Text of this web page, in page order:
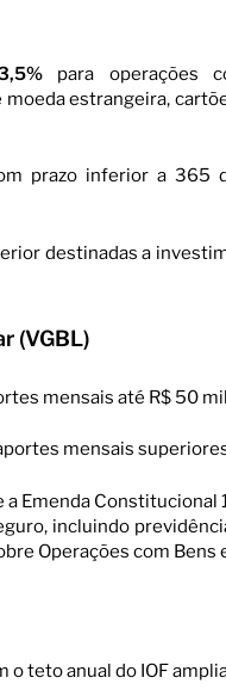
para operações
moeda estrangeira,
prazo inferior a 365
destinadas a
(VGBL)
mensais até R$ 50
mensais
Emenda Constitucional
incluindo
Operações com Bens
o teto anual do IOF